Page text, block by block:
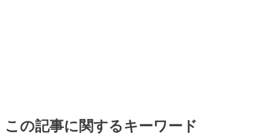
この記事に関するキーワード